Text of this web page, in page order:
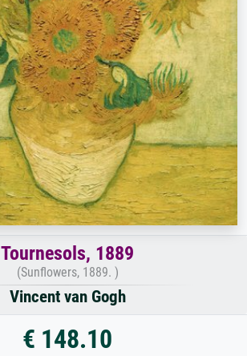
Tournesols, 1889
(Sunflowers, 1889. )
Vincent van Gogh
€ 148.10